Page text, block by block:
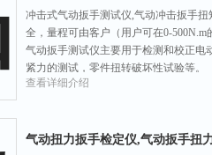
冲击式气动扳手测试仪,气动冲击扳手
全，量程可由客户（用户可在0-
气动扳手测试仪主要用于检测和校正电
紧力的测试，零件扭转破坏性试验等。
查看详细介绍
气动扭力扳手检定仪,气动扳手扭